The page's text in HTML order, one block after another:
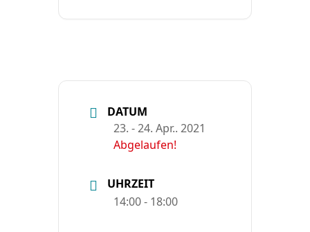
DATUM
23. - 24. Apr.. 2021
Abgelaufen!
UHRZEIT
14:00 - 18:00